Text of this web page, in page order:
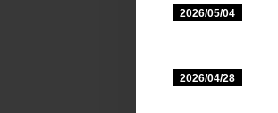
2026/05/04
2026/04/28